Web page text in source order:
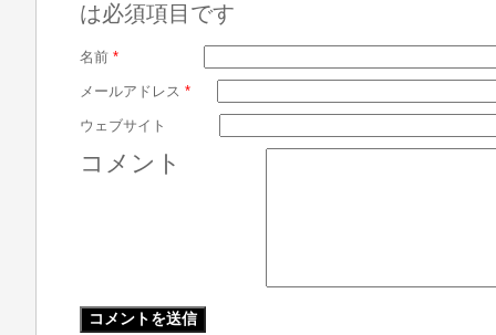
は必須項目です
名前 *
メールアドレス *
ウェブサイト
コメント